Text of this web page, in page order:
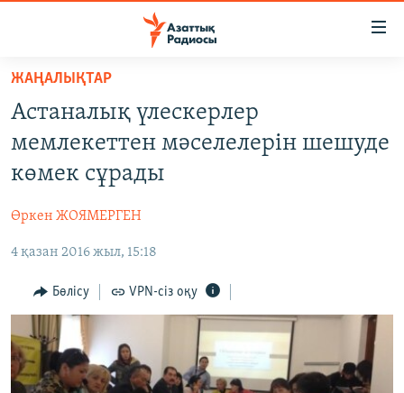
Skip
main
content
to
main
Navigation
Skip
Search
АДАМ ҚҰҚЫҚТАРЫ
ӘЛЕУМЕТ
ӘЛЕМ
АРНАЙЫ ЖОБАЛАР
Русский
ЖАҢАЛЫҚТАР
Астаналық үлескерлер
мемлекеттен мәселелерін шешуде
көмек сұрады
Өркен ЖОЯМЕРГЕН
4 қазан 2016 жыл, 15:18
Бөлісу VPN-сіз оқу